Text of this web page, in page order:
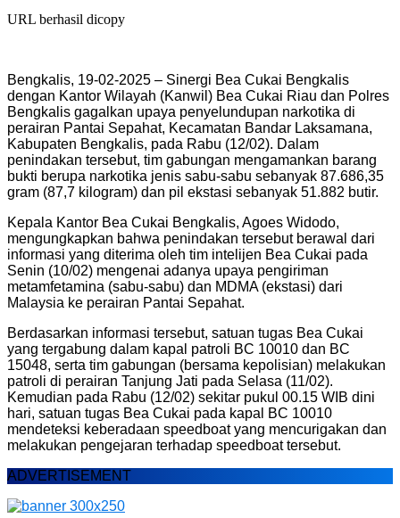
URL berhasil dicopy
Bengkalis, 19-02-2025 – Sinergi Bea Cukai Bengkalis
dengan Kantor Wilayah (Kanwil) Bea Cukai Riau dan Polres
Bengkalis gagalkan upaya penyelundupan narkotika di
perairan Pantai Sepahat, Kecamatan Bandar Laksamana,
Kabupaten Bengkalis, pada Rabu (12/02). Dalam
penindakan tersebut, tim gabungan mengamankan barang
bukti berupa narkotika jenis sabu-sabu sebanyak 87.686,35
gram (87,7 kilogram) dan pil ekstasi sebanyak 51.882 butir.
Kepala Kantor Bea Cukai Bengkalis, Agoes Widodo,
mengungkapkan bahwa penindakan tersebut berawal dari
informasi yang diterima oleh tim intelijen Bea Cukai pada
Senin (10/02) mengenai adanya upaya pengiriman
metamfetamina (sabu-sabu) dan MDMA (ekstasi) dari
Malaysia ke perairan Pantai Sepahat.
Berdasarkan informasi tersebut, satuan tugas Bea Cukai
yang tergabung dalam kapal patroli BC 10010 dan BC
15048, serta tim gabungan (bersama kepolisian) melakukan
patroli di perairan Tanjung Jati pada Selasa (11/02).
Kemudian pada Rabu (12/02) sekitar pukul 00.15 WIB dini
hari, satuan tugas Bea Cukai pada kapal BC 10010
mendeteksi keberadaan speedboat yang mencurigakan dan
melakukan pengejaran terhadap speedboat tersebut.
ADVERTISEMENT